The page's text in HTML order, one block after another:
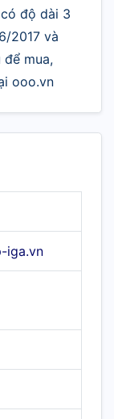
độ dài 3
2017 và
để mua,
ooo.vn
iga.vn